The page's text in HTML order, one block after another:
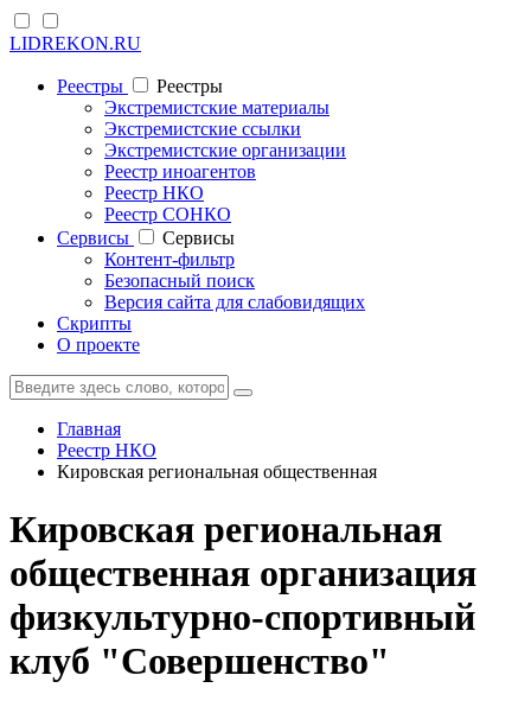
LIDREKON.RU
Реестры
Реестры
Экстремистские материалы
Экстремистские ссылки
Экстремистские организации
Реестр иноагентов
Реестр НКО
Реестр СОНКО
Cервисы
Cервисы
Контент-фильтр
Безопасный поиск
Версия сайта для слабовидящих
Скрипты
О проекте
Главная
Реестр НКО
Кировская региональная общественная
Кировская региональная
общественная организация
физкультурно-спортивный
клуб "Совершенство"